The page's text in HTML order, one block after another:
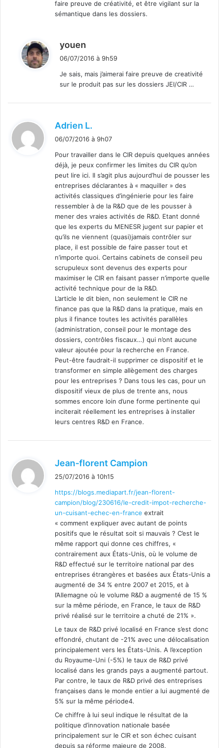
faire preuve de créativité, et être vigilant sur la
sémantique dans les dossiers.
youen
i
:
06/07/2016 à 9h59
Je sais, mais j’aimerai faire preuve de creativité
sur le produit pas sur les dossiers JEI/CIR …
Adrien L.
i
:
06/07/2016 à 9h07
Pour travailler dans le CIR depuis quelques années
déjà, je peux confirmer les limites du CIR qu’on
peut lire ici. Il s’agit plus aujourd’hui de pousser les
entreprises déclarantes à « maquiller » des
activités classiques d’ingénierie pour les faire
ressembler à de la R&D que de les pousser à
mener des vraies activités de R&D. Etant donné
que les experts du MENESR jugent sur papier et
qu’ils ne viennent (quasi)jamais contrôler sur
place, il est possible de faire passer tout et
n’importe quoi. Certains cabinets de conseil peu
scrupuleux sont devenus des experts pour
maximiser le CIR en faisant passer n’importe quelle
activité technique pour de la R&D.
L’article le dit bien, non seulement le CIR ne
finance pas que la R&D dans la pratique, mais en
plus il finance toutes les activités parallèles
(administration, conseil pour le montage des
dossiers, contrôles fiscaux…) qui n’ont aucune
valeur ajoutée pour la recherche en France.
Peut-être faudrait-il supprimer ce dispositif et le
transformer en simple allègement des charges
pour les entreprises ? Dans tous les cas, pour un
dispositif vieux de plus de trente ans, nous
sommes encore loin d’une forme pertinente qui
inciterait réellement les entreprises à installer
leurs centres R&D en France.
Jean-florent Campion
:
25/07/2016 à 10h15
https://blogs.mediapart.fr/jean-florent-
campion/blog/230616/le-credit-impot-recherche-
un-cuisant-echec-en-france extrait
« comment expliquer avec autant de points
positifs que le résultat soit si mauvais ? C’est le
même rapport qui donne ces chiffres, «
contrairement aux États-Unis, où le volume de
R&D effectué sur le territoire national par des
entreprises étrangères et basées aux États-Unis a
augmenté de 34 % entre 2007 et 2015, et à
l’Allemagne où le volume R&D a augmenté de 15 %
sur la même période, en France, le taux de R&D
privé réalisé sur le territoire a chuté de 21% ».
Le taux de R&D privé localisé en France s’est donc
effondré, chutant de -21% avec une délocalisation
principalement vers les États-Unis. A l’exception
du Royaume-Uni (-5%) le taux de R&D privé
localisé dans les grands pays a augmenté partout.
Par contre, le taux de R&D privé des entreprises
françaises dans le monde entier a lui augmenté de
5% sur la même période4.
Ce chiffre à lui seul indique le résultat de la
politique d’innovation nationale basée
principalement sur le CIR et son échec cuisant
depuis sa réforme majeure de 2008.